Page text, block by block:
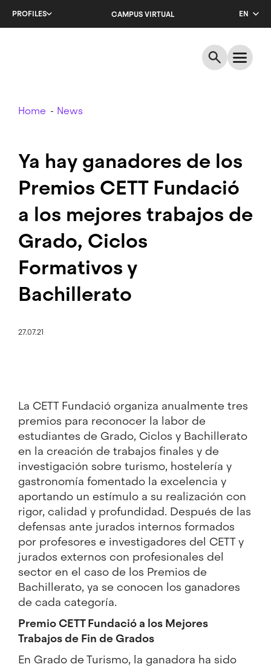
PROFILES CAMPUS VIRTUAL
EN
ES
Breadcrumb
Home News
Ya hay ganadores de los
Premios CETT Fundació
a los mejores trabajos de
Grado, Ciclos
Formativos y
Bachillerato
27.07.21
La CETT Fundació organiza anualmente tres
premios para reconocer la labor de
estudiantes de Grado, Ciclos y Bachillerato
en la creación de trabajos finales y de
investigación sobre turismo, hostelería y
gastronomía fomentado la excelencia y
aportando un estímulo a su realización con
rigor, calidad y profundidad. Después de las
defensas ante jurados internos formados
por profesores e investigadores del CETT y
jurados externos con profesionales del
sector en el caso de los Premios de
Bachillerato, ya se conocen los ganadores
de cada categoría.
Premio CETT Fundació a los Mejores
Trabajos de Fin de Grados
En Grado de Turismo, la ganadora ha sido